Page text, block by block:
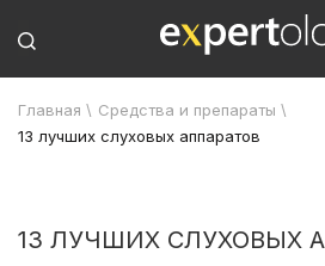
Главная \ Средства и препараты \
13 лучших слуховых аппаратов
13 ЛУЧШИХ СЛУХОВЫХ